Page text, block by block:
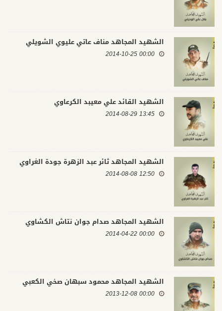
الشهيد المجاهد مناف عاتي عليوي الشويلي
00:00 2014-10-25
الشهيد القائد علي معيبد الكرعاوي
13:45 2014-08-29
الشهيد المجاهد ثائر عبد الزهرة جودة الغراوي
12:50 2014-08-08
الشهيد المجاهد صدام جوان نتاش الكشاوي
00:00 2014-04-22
الشهيد المجاهد محمود سبهان صخي الكعبي
00:00 2013-12-08